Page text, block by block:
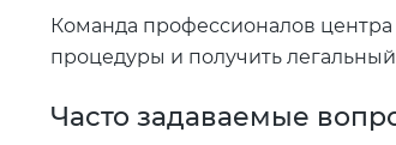
Команда профессионалов
процедуры и получить
Часто задаваемые